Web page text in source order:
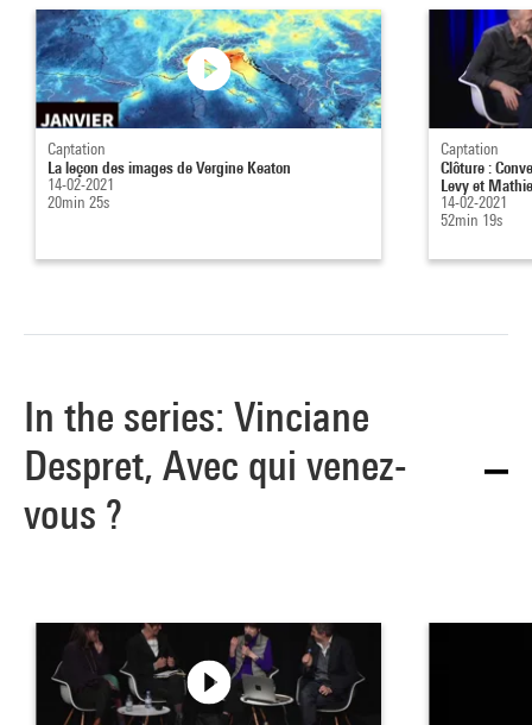
Captation
La leçon des images de Vergine Keaton
14-02-2021
20min 25s
Captation
Clôture :
Levy et
14-02-2021
52min 19s
In the series: Vinciane
Despret, Avec qui venez-
vous ?